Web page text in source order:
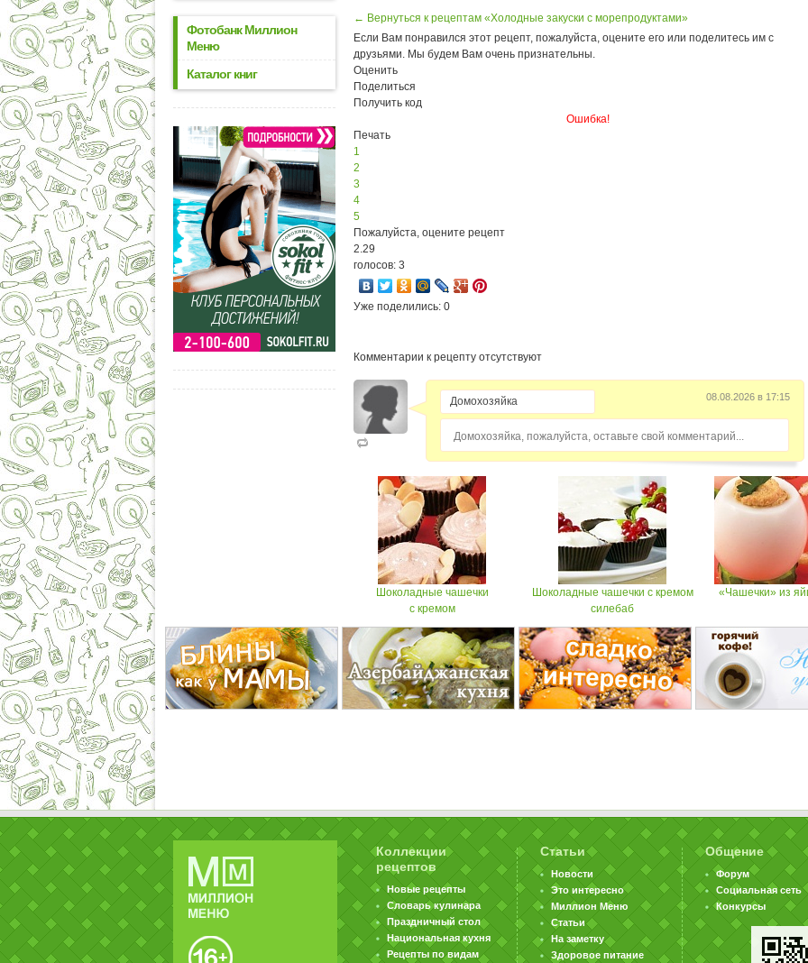
Фотобанк Миллион
Меню
Каталог книг
← Вернуться к рецептам «Холодные закуски с морепродуктами»
Если Вам понравился этот рецепт, пожалуйста, оцените его или поделитесь им с
друзьями. Мы будем Вам очень признательны.
Оценить
Поделиться
Получить код
Ошибка!
Печать
1
2
3
4
5
Пожалуйста, оцените рецепт
2.29
голосов: 3
Уже поделились: 0
Комментарии к рецепту отсутствуют
08.08.2026 в 17:15
Домохозяйка, пожалуйста, оставьте свой комментарий...
Шоколадные чашечки
с кремом
Шоколадные чашечки с кремом
силебаб
«Чашечки» из
Коллекции
рецептов
Новые рецепты
Словарь кулинара
Праздничный стол
Национальная кухня
Рецепты по видам
Статьи
Новости
Это интересно
Миллион Меню
Статьи
На заметку
Здоровое питание
Общение
Форум
Социальная сеть
Конкурсы